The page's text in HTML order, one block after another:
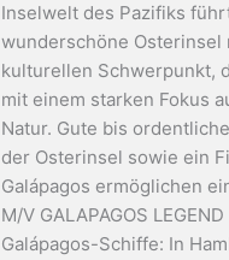
Inselwelt des Pazifiks
wunderschöne Osterinsel
kulturellen Schwerpunkt,
mit einem starken Fokus
Natur. Gute bis
der Osterinsel sowie ein
Galápagos ermöglichen
M/V GALAPAGOS
Galápagos-Schiffe: In